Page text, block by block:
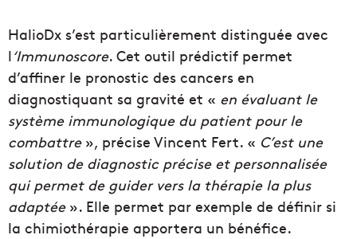
HalioDx s’est particulièrement distinguée avec
l‘Immunoscore. Cet outil prédictif permet
d’affiner le pronostic des cancers en
diagnostiquant sa gravité et « en évaluant le
système immunologique du patient pour le
combattre», précise Vincent Fert. « C’est une
solution de diagnostic précise et personnalisée
qui permet de guider vers la thérapie la plus
adaptée». Elle permet par exemple de définir si
la chimiothérapie apportera un bénéfice.